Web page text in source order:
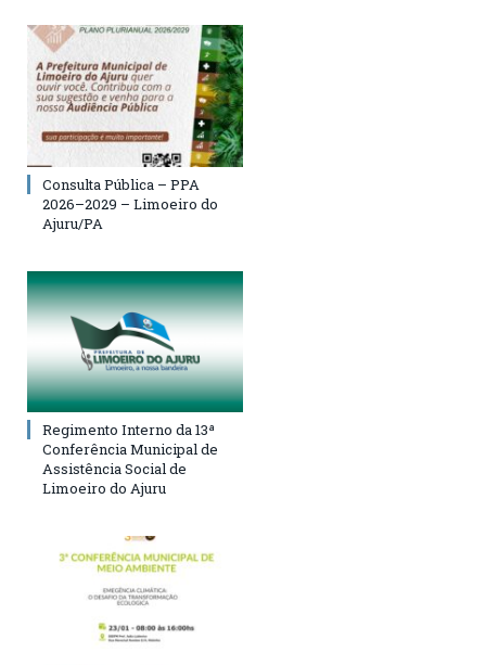
Consulta Pública – PPA
2026–2029 – Limoeiro do
Ajuru/PA
Regimento Interno da 13ª
Conferência Municipal de
Assistência Social de
Limoeiro do Ajuru